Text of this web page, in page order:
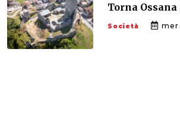
Torna
Società mer